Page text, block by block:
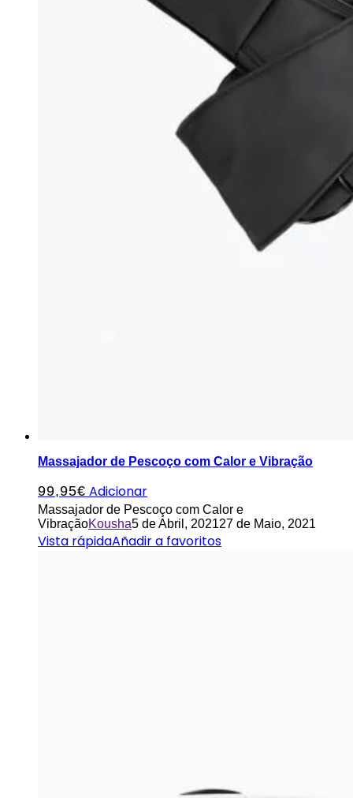
Massajador de Pescoço com Calor e Vibração
99,95€ Adicionar
Massajador de Pescoço com Calor e
VibraçãoKousha5 de Abril, 202127 de Maio, 2021
Vista rápidaAñadir a favoritos